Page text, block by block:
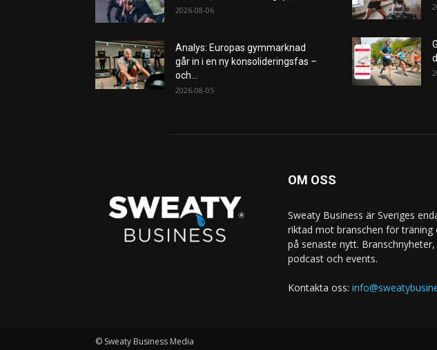
2026-08-06
Analys: Europas gymmarknad
går in i en ny konsolideringsfas –
och...
2026-08-05
OM OSS
Sweaty Business är Sveriges
riktad mot branschen för träning
på senaste nytt.
podcast och events.
Kontakta oss:
© Sweaty Business Media